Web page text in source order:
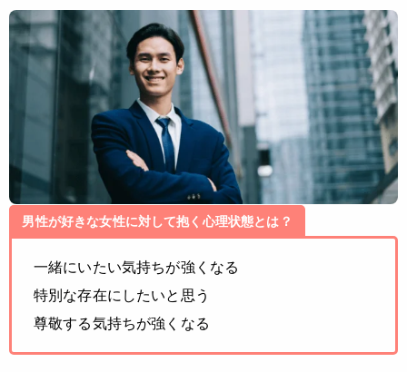
男性が好きな女性に対して抱く心理状態とは？
一緒にいたい気持ちが強くなる
特別な存在にしたいと思う
尊敬する気持ちが強くなる